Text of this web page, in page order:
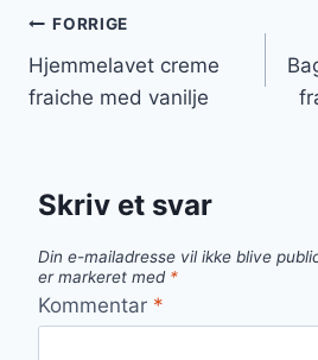
Indlægsnavigation
FORRIGE
Hjemmelavet creme
fraiche med vanilje
Skriv et svar
Din e-mailadresse vil ikke blive
er markeret med *
Kommentar *